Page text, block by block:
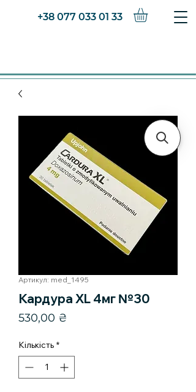
+38 077 033 01 33
Артикул: med_1495
Кардура XL 4мг №30
530,00 ₴
Кількість *